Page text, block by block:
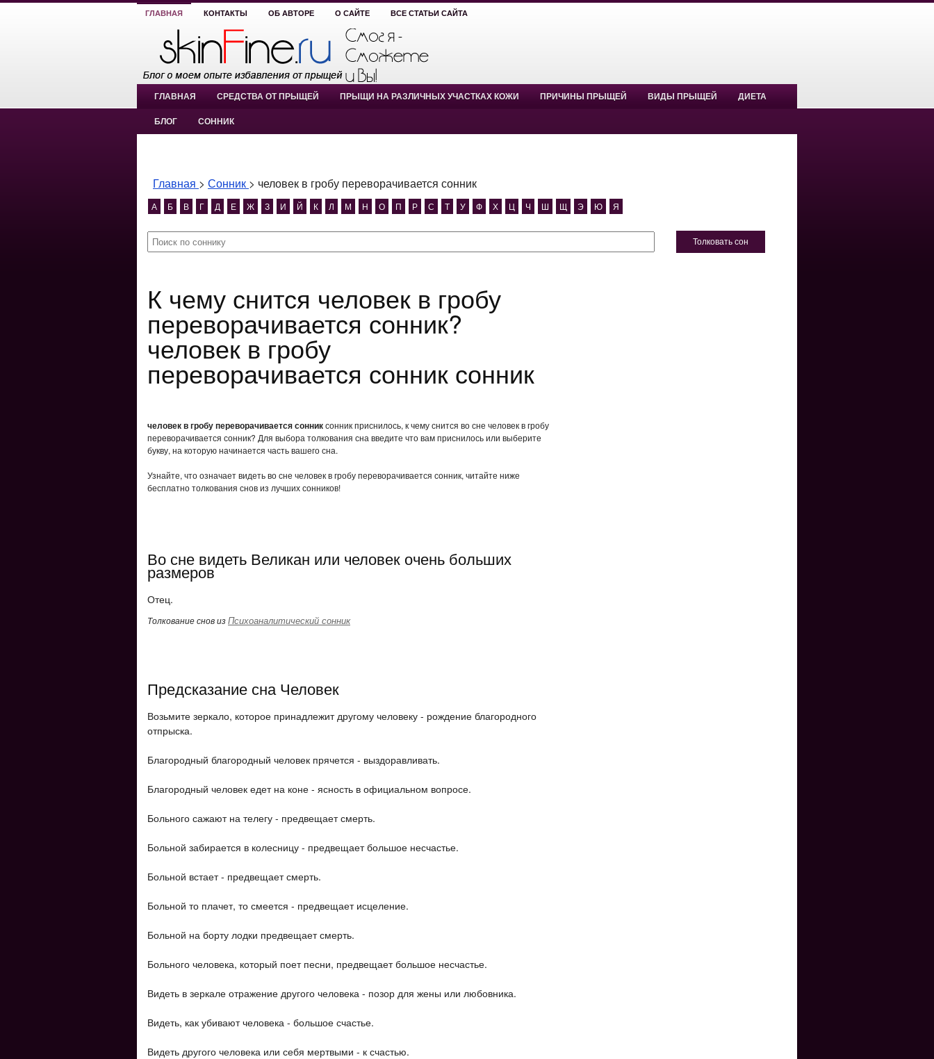
ГЛАВНАЯ КОНТАКТЫ ОБ АВТОРЕ О САЙТЕ ВСЕ СТАТЬИ САЙТА
ГЛАВНАЯ СРЕДСТВА ОТ ПРЫЩЕЙ ПРЫЩИ НА РАЗЛИЧНЫХ УЧАСТКАХ КОЖИ ПРИЧИНЫ ПРЫЩЕЙ ВИДЫ ПРЫЩЕЙ ДИЕТА
БЛОГ СОННИК
Главная > Сонник > человек в гробу переворачивается сонник
А Б В Г Д Е Ж З И Й К Л М Н О П Р С Т У Ф Х Ц Ч Ш Щ Э Ю Я
Толковать сон
К чему снится человек в гробу
переворачивается сонник?
человек в гробу
переворачивается сонник сонник
человек в гробу переворачивается сонниксонник приснилось, к чему снится во сне человек в гробу
переворачивается сонник? Для выбора толкования сна введите что вам приснилось или выберите
букву, на которую начинается часть вашего сна.
Узнайте, что означает видеть во сне человек в гробу переворачивается сонник, читайте ниже
бесплатно толкования снов из лучших сонников!
Во сне видеть Великан или человек очень больших
размеров
Отец.
Толкование снов изПсихоаналитический сонник
Предсказание сна Человек
Возьмите зеркало, которое принадлежит другому человеку - рождение благородного
отпрыска.
Благородный благородный человек прячется - выздоравливать.
Благородный человек едет на коне - ясность в официальном вопросе.
Больного сажают на телегу - предвещает смерть.
Больной забирается в колесницу - предвещает большое несчастье.
Больной встает - предвещает смерть.
Больной то плачет, то смеется - предвещает исцеление.
Больной на борту лодки предвещает смерть.
Больного человека, который поет песни, предвещает большое несчастье.
Видеть в зеркале отражение другого человека - позор для жены или любовника.
Видеть, как убивают человека - большое счастье.
Видеть другого человека или себя мертвыми - к счастью.